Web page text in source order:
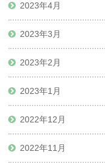
2023年4月
2023年3月
2023年2月
2023年1月
2022年12月
2022年11月